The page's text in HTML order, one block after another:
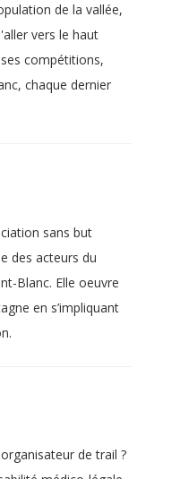
de la vallée,
vers le haut
compétitions,
chaque dernier
sans but
des acteurs du
Blanc. Elle oeuvre
en s’impliquant
de trail ?